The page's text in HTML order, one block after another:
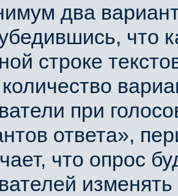
два
что
строке
при
ответа»,
что опрос